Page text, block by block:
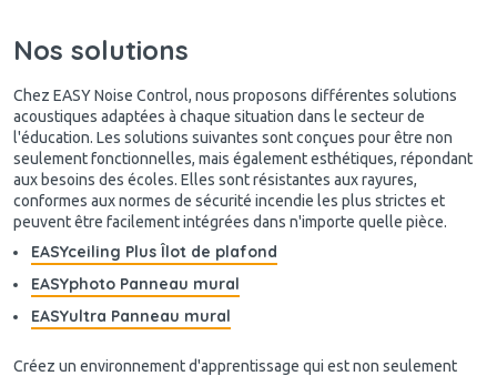
Nos solutions
Chez EASY Noise Control, nous proposons différentes solutions
acoustiques adaptées à chaque situation dans le secteur de
l'éducation. Les solutions suivantes sont conçues pour être non
seulement fonctionnelles, mais également esthétiques, répondant
aux besoins des écoles. Elles sont résistantes aux rayures,
conformes aux normes de sécurité incendie les plus strictes et
peuvent être facilement intégrées dans n'importe quelle pièce.
EASYceiling Plus Îlot de plafond
EASYphoto Panneau mural
EASYultra Panneau mural
Créez un environnement d'apprentissage qui est non seulement